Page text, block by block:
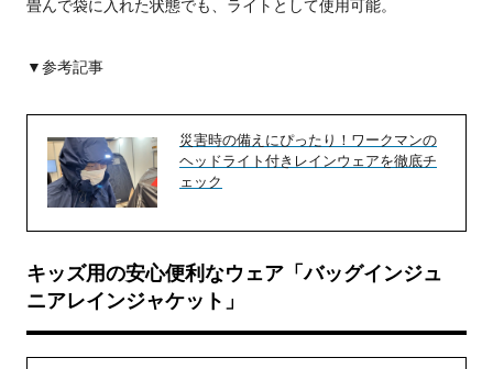
畳んで袋に入れた状態でも、ライトとして使用可能。
▼参考記事
災害時の備えにぴったり！ワークマンの
ヘッドライト付きレインウェアを徹底チ
ェック
キッズ用の安心便利なウェア「バッグインジュ
ニアレインジャケット」